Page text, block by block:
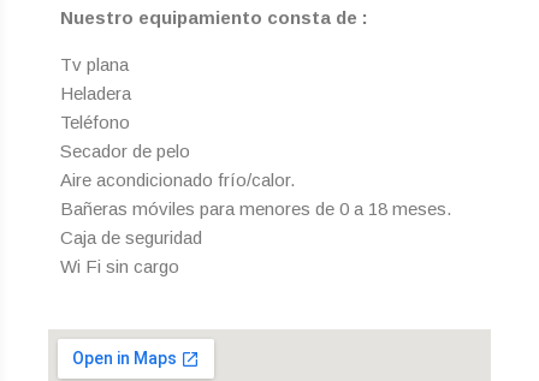
Nuestro equipamiento consta de :
Tv plana
Heladera
Teléfono
Secador de pelo
Aire acondicionado frío/calor.
Bañeras móviles para menores de 0 a 18 meses.
Caja de seguridad
Wi Fi sin cargo